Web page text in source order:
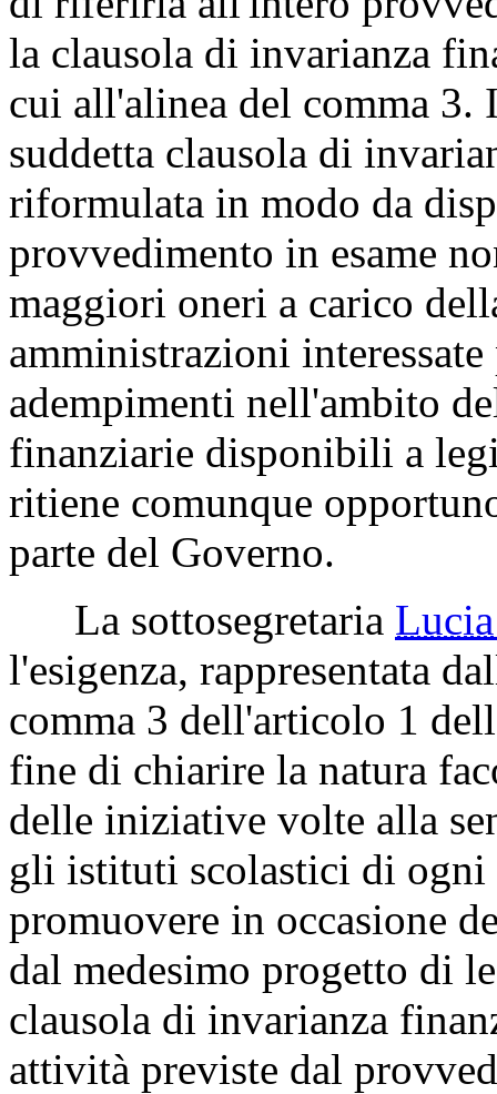
la clausola di invarianza
cui all'alinea del comma 3.
suddetta clausola di
riformulata in modo da
provvedimento in esame
maggiori oneri a carico
amministrazioni
adempimenti nell'ambito
finanziarie disponibili a
ritiene comunque
parte del Governo.
La sottosegretaria
l'esigenza, rappresentata
comma 3 dell'articolo 1
fine di chiarire la natura
delle iniziative volte alla
gli istituti scolastici di ogni
promuovere in occasione
dal medesimo progetto di
clausola di invarianza
attività previste dal